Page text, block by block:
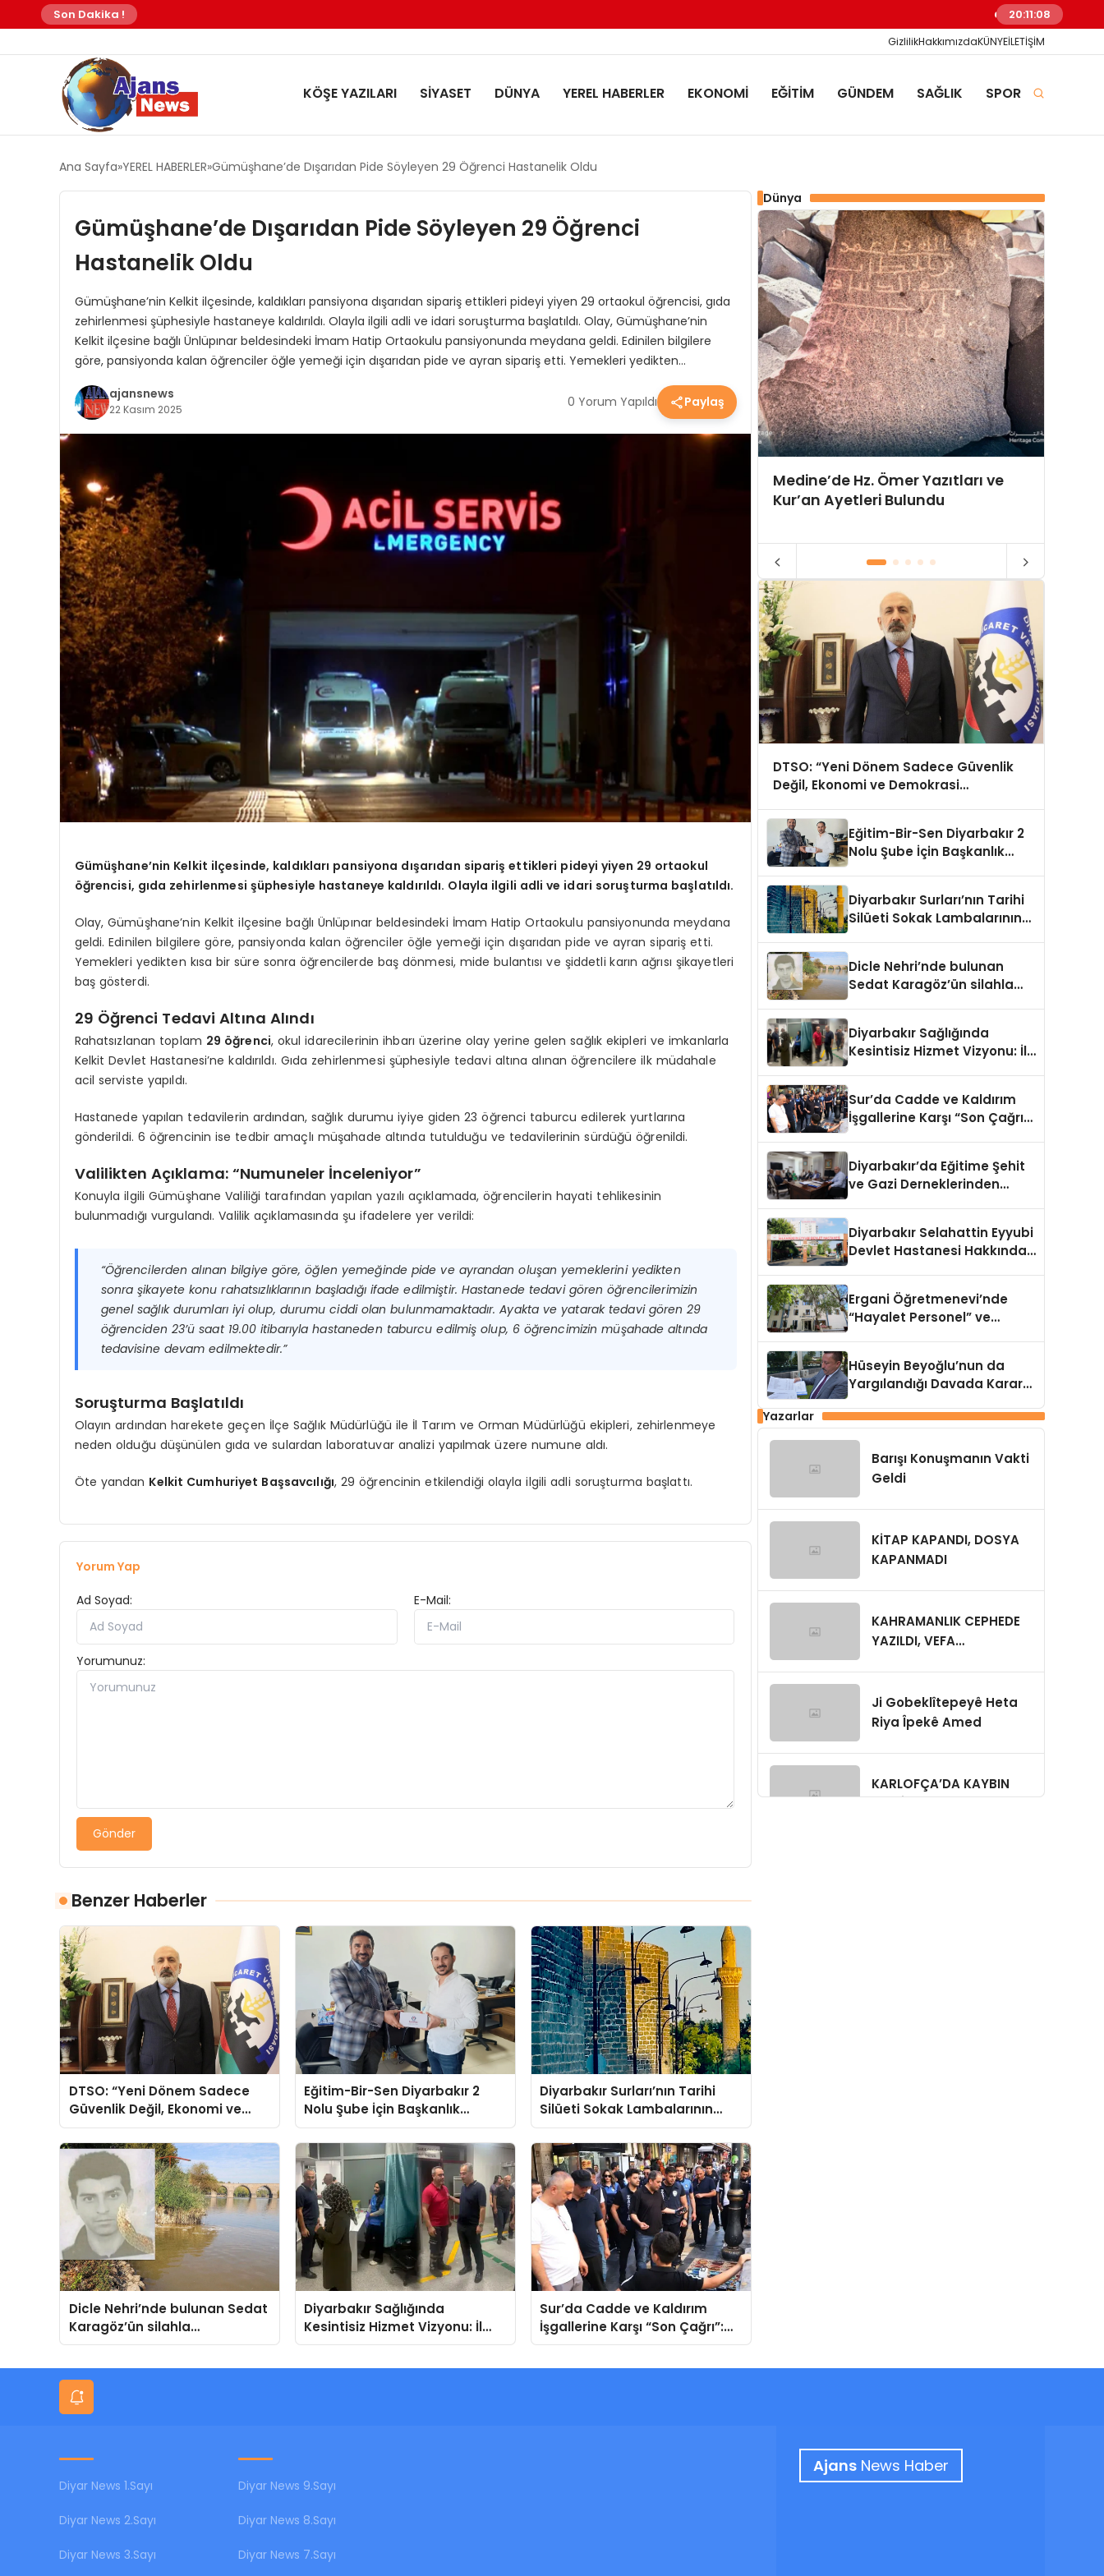
Son Dakika ! Barışı Konuşmanın
20:11:09
GizlilikHakkımızdaKÜNYEİLETİŞİM
KÖŞE YAZILARI SİYASET DÜNYA YEREL HABERLER EKONOMİ EĞİTİM GÜNDEM SAĞLIK SPOR
Ana Sayfa YEREL HABERLER Gümüşhane’de Dışarıdan Pide Söyleyen 29 Öğrenci Hastanelik Oldu
Gümüşhane’de Dışarıdan Pide Söyleyen 29 Öğrenci
Hastanelik Oldu
Gümüşhane’nin Kelkit ilçesinde, kaldıkları pansiyona dışarıdan sipariş ettikleri pideyi yiyen 29 ortaokul öğrencisi, gıda
zehirlenmesi şüphesiyle hastaneye kaldırıldı. Olayla ilgili adli ve idari soruşturma başlatıldı. Olay, Gümüşhane’nin
Kelkit ilçesine bağlı Ünlüpınar beldesindeki İmam Hatip Ortaokulu pansiyonunda meydana geldi. Edinilen bilgilere
göre, pansiyonda kalan öğrenciler öğle yemeği için dışarıdan pide ve ayran sipariş etti. Yemekleri yedikten…
ajansnews
22 Kasım 2025 0 Yorum Yapıldı Paylaş
Gümüşhane’nin Kelkit ilçesinde, kaldıkları pansiyona dışarıdan sipariş ettikleri pideyi yiyen 29 ortaokul
öğrencisi, gıda zehirlenmesi şüphesiyle hastaneye kaldırıldı. Olayla ilgili adli ve idari soruşturma başlatıldı.
Olay, Gümüşhane’nin Kelkit ilçesine bağlı Ünlüpınar beldesindeki İmam Hatip Ortaokulu pansiyonunda meydana
geldi. Edinilen bilgilere göre, pansiyonda kalan öğrenciler öğle yemeği için dışarıdan pide ve ayran sipariş etti.
Yemekleri yedikten kısa bir süre sonra öğrencilerde baş dönmesi, mide bulantısı ve şiddetli karın ağrısı şikayetleri
baş gösterdi.
29 Öğrenci Tedavi Altına Alındı
Rahatsızlanan toplam 29 öğrenci, okul idarecilerinin ihbarı üzerine olay yerine gelen sağlık ekipleri ve imkanlarla
Kelkit Devlet Hastanesi’ne kaldırıldı. Gıda zehirlenmesi şüphesiyle tedavi altına alınan öğrencilere ilk müdahale
acil serviste yapıldı.
Hastanede yapılan tedavilerin ardından, sağlık durumu iyiye giden 23 öğrenci taburcu edilerek yurtlarına
gönderildi. 6 öğrencinin ise tedbir amaçlı müşahade altında tutulduğu ve tedavilerinin sürdüğü öğrenildi.
Valilikten Açıklama: “Numuneler İnceleniyor”
Konuyla ilgili Gümüşhane Valiliği tarafından yapılan yazılı açıklamada, öğrencilerin hayati tehlikesinin
bulunmadığı vurgulandı. Valilik açıklamasında şu ifadelere yer verildi:
“Öğrencilerden alınan bilgiye göre, öğlen yemeğinde pide ve ayrandan oluşan yemeklerini yedikten
sonra şikayete konu rahatsızlıklarının başladığı ifade edilmiştir. Hastanede tedavi gören öğrencilerimizin
genel sağlık durumları iyi olup, durumu ciddi olan bulunmamaktadır. Ayakta ve yatarak tedavi gören 29
öğrenciden 23’ü saat 19.00 itibarıyla hastaneden taburcu edilmiş olup, 6 öğrencimizin müşahade altında
tedavisine devam edilmektedir.”
Soruşturma Başlatıldı
Olayın ardından harekete geçen İlçe Sağlık Müdürlüğü ile İl Tarım ve Orman Müdürlüğü ekipleri, zehirlenmeye
neden olduğu düşünülen gıda ve sulardan laboratuvar analizi yapılmak üzere numune aldı.
Öte yandan Kelkit Cumhuriyet Başsavcılığı, 29 öğrencinin etkilendiği olayla ilgili adli soruşturma başlattı.
Yorum Yap
Ad Soyad: E-Mail:
Yorumunuz:
Gönder
Benzer Haberler
DTSO: “Yeni Dönem Sadece
Güvenlik Değil, Ekonomi ve
Demokrasi Meselesidir”
Eğitim-Bir-Sen Diyarbakır 2
Nolu Şube İçin Başkanlık
Adaylığı Duyuruldu
Diyarbakır Surları’nın Tarihi
Silüeti Sokak Lambalarının
Ardında Kaldı
Dicle Nehri’nde bulunan Sedat
Karagöz’ün silahla
öldürüldüğü belirlendi
Diyarbakır Sağlığında
Kesintisiz Hizmet Vizyonu: İl
Sağlık Müdürü Asiltürk’ten
Sur’da Cadde ve Kaldırım
İşgallerine Karşı “Son Çağrı”:
Kararlı Adımlar Atılacak
Dünya
Medine’de Hz. Ömer Yazıtları ve
Kur’an Ayetleri Bulundu
DTSO: “Yeni Dönem Sadece Güvenlik
Değil, Ekonomi ve Demokrasi
Eğitim-Bir-Sen Diyarbakır 2
Nolu Şube İçin Başkanlık
Diyarbakır Surları’nın Tarihi
Silüeti Sokak Lambalarının
Dicle Nehri’nde bulunan
Sedat Karagöz’ün silahla
Diyarbakır Sağlığında
Kesintisiz Hizmet Vizyonu: İl
Sur’da Cadde ve Kaldırım
İşgallerine Karşı “Son Çağrı”:
Diyarbakır’da Eğitime Şehit
ve Gazi Derneklerinden
Diyarbakır Selahattin Eyyubi
Devlet Hastanesi Hakkında
Ergani Öğretmenevi’nde
“Hayalet Personel” ve
Hüseyin Beyoğlu’nun da
Yargılandığı Davada Karar
Yazarlar
Barışı Konuşmanın Vakti
Geldi
KİTAP KAPANDI, DOSYA
KAPANMADI
KAHRAMANLIK CEPHEDE
YAZILDI, VEFA
Ji Gobeklîtepeyê Heta
Riya Îpekê Amed
KARLOFÇA’DA KAYBIN
Diyar News 1.Sayı
Diyar News 2.Sayı
Diyar News 3.Sayı
Diyar News 9.Sayı
Diyar News 8.Sayı
Diyar News 7.Sayı
AjansNews Haber